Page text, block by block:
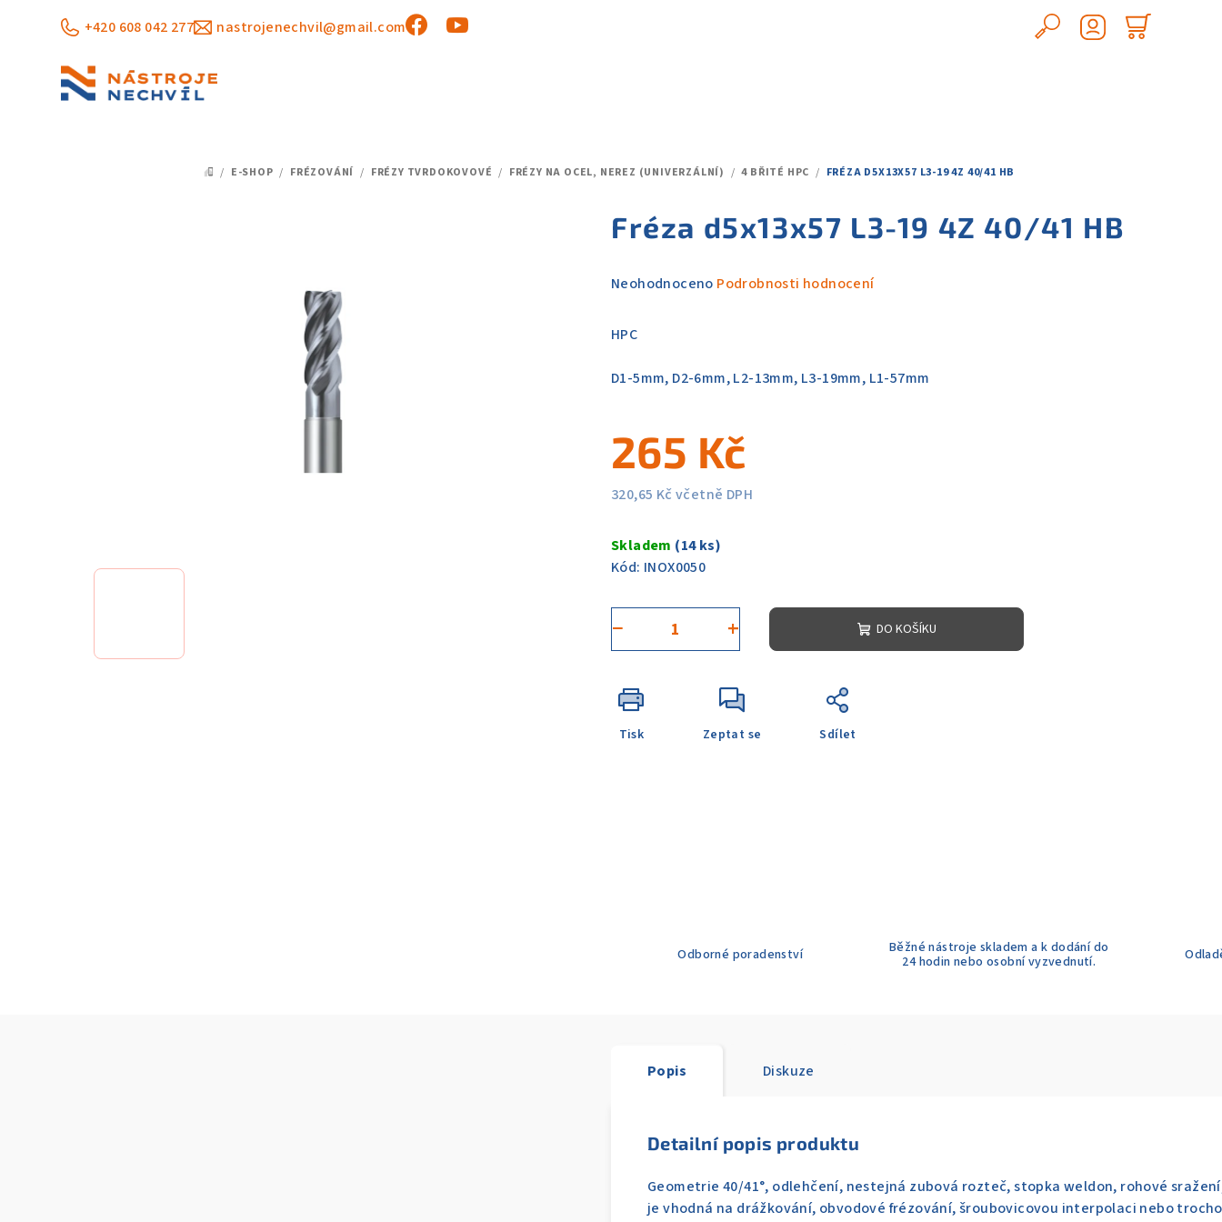
+420 608 042 277 nastrojenechvil@gmail.com
Hledat
DOMŮ
/ E-SHOP / FRÉZOVÁNÍ / FRÉZY TVRDOKOVOVÉ / FRÉZY NA OCEL, NEREZ (UNIVERZÁLNÍ) / 4 BŘITÉ HPC / FRÉZA D5X13X57 L3-19 4Z 40/41 HB
Fréza d5x13x57 L3-19 4Z 40/41 HB
Průměrné
produktu
0,0
hvězdiček.
Neohodnoceno Podrobnosti hodnocení
HPC
D1-5mm, D2-6mm, L2-13mm, L3-19mm, L1-57mm
265 Kč
320,65 Kč včetně DPH
cena:
Skladem (14 ks)
Kód: INOX0050
+
− DO KOŠÍKU
Tisk Zeptat se Sdílet
Odborné poradenství
Běžné nástroje skladem a k dodání do
24 hodin nebo osobní vyzvednutí.
Popis Diskuze
Detailní popis produktu
Geometrie 40/41°, odlehčení, nestejná zubová rozteč, stopka weldon, rohové
je vhodná na drážkování, obvodové frézování, šroubovicovou interpolaci nebo